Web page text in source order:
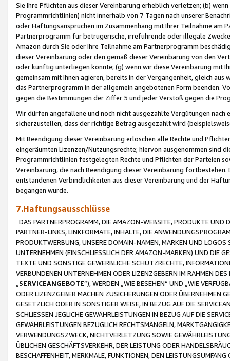
Sie Ihre Pflichten aus dieser Vereinbarung erheblich verletzen; (b)
Programmrichtlinien) nicht innerhalb von 7 Tagen nach unserer
oder Haftungsansprüchen im Zusammenhang mit Ihrer Teilnahme am
Partnerprogramm für betrügerische, irreführende oder illegale
Amazon durch Sie oder Ihre Teilnahme am Partnerprogramm
dieser Vereinbarung oder den gemäß dieser Vereinbarung von den
oder künftig unterliegen könnte; (g) wenn wir diese Vereinbarung mit
gemeinsam mit Ihnen agieren, bereits in der Vergangenheit, gleich
das Partnerprogramm in der allgemein angebotenen Form beenden.
gegen die Bestimmungen der Ziffer 5 und jeder Verstoß gegen die
Wir dürfen angefallene und noch nicht ausgezahlte Vergütungen
sicherzustellen, dass der richtige Betrag ausgezahlt wird
Mit Beendigung dieser Vereinbarung erlöschen alle Rechte und
eingeräumten Lizenzen/Nutzungsrechte; hiervon ausgenommen sind
Programmrichtlinien festgelegten Rechte und Pflichten der Parteien
Vereinbarung, die nach Beendigung dieser Vereinbarung
entstandenen Verbindlichkeiten aus dieser Vereinbarung und der
begangen wurde.
7.Haftungsausschlüsse
DAS PARTNERPROGRAMM, DIE AMAZON-WEBSITE, PRODUKTE UND
PARTNER-LINKS, LINKFORMATE, INHALTE, DIE
PRODUKTWERBUNG, UNSERE DOMAIN-NAMEN, MARKEN UND
UNTERNEHMEN (EINSCHLIESSLICH DER AMAZON-MARKEN) UND DIE
TEXTE UND SONSTIGE GEWERBLICHE SCHUTZRECHTE,
VERBUNDENEN UNTERNEHMEN ODER LIZENZGEBERN IM RAHMEN
SERVICEANGEBOTE“), WERDEN „WIE BESEHEN“ UND „WIE
ODER LIZENZGEBER MACHEN ZUSICHERUNGEN ODER ÜBERNEHMEN
GESETZLICH ODER IN SONSTIGER WEISE, IN BEZUG AUF DIE
SCHLIESSEN JEGLICHE GEWÄHRLEISTUNGEN IN BEZUG AUF DIE
GEWÄHRLEISTUNGEN BEZÜGLICH RECHTSMÄNGELN,
VERWENDUNGSZWECK, NICHTVERLETZUNG SOWIE
ÜBLICHEN GESCHÄFTSVERKEHR, DER LEISTUNG ODER
BESCHAFFENHEIT, MERKMALE, FUNKTIONEN, DEN